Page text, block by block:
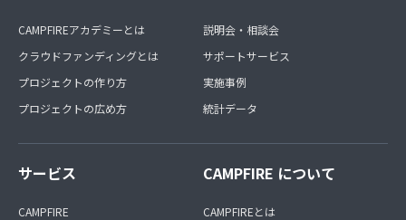
CAMPFIREアカデミーとは
クラウドファンディングとは
プロジェクトの作り方
プロジェクトの広め方
説明会・相談会
サポートサービス
実施事例
統計データ
サービス
CAMPFIRE
CAMPFIRE について
CAMPFIREとは